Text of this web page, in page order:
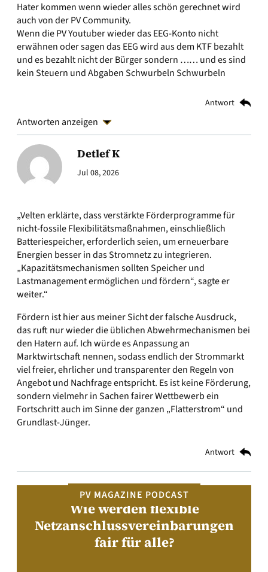
Hater kommen wenn wieder alles schön gerechnet wird
auch von der PV Community.
Wenn die PV Youtuber wieder das EEG-Konto nicht
erwähnen oder sagen das EEG wird aus dem KTF bezahlt
und es bezahlt nicht der Bürger sondern …… und es sind
kein Steuern und Abgaben Schwurbeln Schwurbeln
Antwort
Antworten anzeigen
Detlef K
Jul 08, 2026
„Velten erklärte, dass verstärkte Förderprogramme für
nicht-fossile Flexibilitätsmaßnahmen, einschließlich
Batteriespeicher, erforderlich seien, um erneuerbare
Energien besser in das Stromnetz zu integrieren.
„Kapazitätsmechanismen sollten Speicher und
Lastmanagement ermöglichen und fördern“, sagte er
weiter.“
Fördern ist hier aus meiner Sicht der falsche Ausdruck,
das ruft nur wieder die üblichen Abwehrmechanismen bei
den Hatern auf. Ich würde es Anpassung an
Marktwirtschaft nennen, sodass endlich der Strommarkt
viel freier, ehrlicher und transparenter den Regeln von
Angebot und Nachfrage entspricht. Es ist keine Förderung,
sondern vielmehr in Sachen fairer Wettbewerb ein
Fortschritt auch im Sinne der ganzen „Flatterstrom“ und
Grundlast-Jünger.
Antwort
PV MAGAZINE PODCAST
Wie werden flexible
Netzanschlussvereinbarungen
fair für alle?